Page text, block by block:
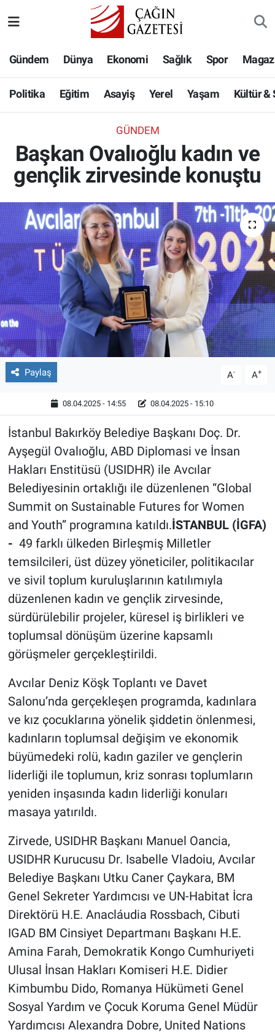
Gündem Dünya Ekonomi Sağlık Spor
Politika Eğitim Asayiş Yerel Yaşam Kültür &
GÜNDEM
Başkan Ovalıoğlu kadın ve
gençlik zirvesinde konuştu
Paylaş A- A+
08.04.2025 - 14:55 08.04.2025 - 15:10
İstanbul Bakırköy Belediye Başkanı Doç. Dr.
Ayşegül Ovalıoğlu, ABD Diplomasi ve İnsan
Hakları Enstitüsü (USIDHR) ile Avcılar
Belediyesinin ortaklığı ile düzenlenen “Global
Summit on Sustainable Futures for Women
and Youth” programına katıldı.İSTANBUL (İGFA)
- 49 farklı ülkeden Birleşmiş Milletler
temsilcileri, üst düzey yöneticiler, politikacılar
ve sivil toplum kuruluşlarının katılımıyla
düzenlenen kadın ve gençlik zirvesinde,
sürdürülebilir projeler, küresel iş birlikleri ve
toplumsal dönüşüm üzerine kapsamlı
görüşmeler gerçekleştirildi.
Avcılar Deniz Köşk Toplantı ve Davet
Salonu’nda gerçekleşen programda, kadınlara
ve kız çocuklarına yönelik şiddetin önlenmesi,
kadınların toplumsal değişim ve ekonomik
büyümedeki rolü, kadın gaziler ve gençlerin
liderliği ile toplumun, kriz sonrası toplumların
yeniden inşasında kadın liderliği konuları
masaya yatırıldı.
Zirvede, USIDHR Başkanı Manuel Oancia,
USIDHR Kurucusu Dr. Isabelle Vladoiu, Avcılar
Belediye Başkanı Utku Caner Çaykara, BM
Genel Sekreter Yardımcısı ve UN-Habitat İcra
Direktörü H.E. Anacláudia Rossbach, Cibuti
IGAD BM Cinsiyet Departmanı Başkanı H.E.
Amina Farah, Demokratik Kongo Cumhuriyeti
Ulusal İnsan Hakları Komiseri H.E. Didier
Kimbumbu Dido, Romanya Hükümeti Genel
Sosyal Yardım ve Çocuk Koruma Genel Müdür
Yardımcısı Alexandra Dobre, United Nations
Eğitim
Asayiş
Yaşam
Kültür & Sanat
Bilim-Teknoloji
Köşe Yazıları
Röportaj
Video Galeri
Hava Durumu
Namaz Vakitleri
Süper Lig Puan Durumu ve Fikstür
Tüm Manşetler
Son Dakika Haberleri
Haber Arşivi